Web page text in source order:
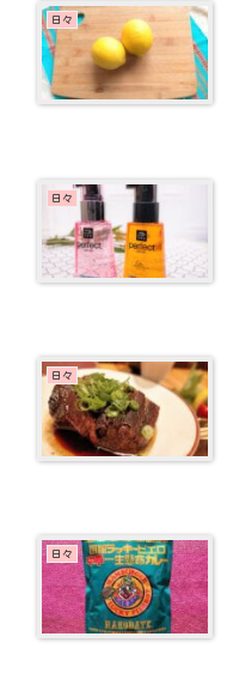
日々
日々
日々
日々